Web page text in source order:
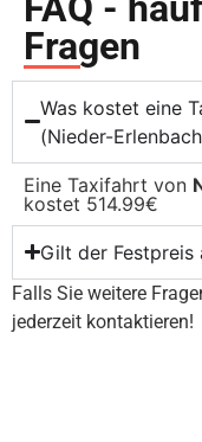
Fragen
Was kostet eine
(Nieder-
Eine Taxifahrt von
kostet 514.99€
Gilt der Festpreis
Falls Sie weitere
jederzeit kontaktieren!